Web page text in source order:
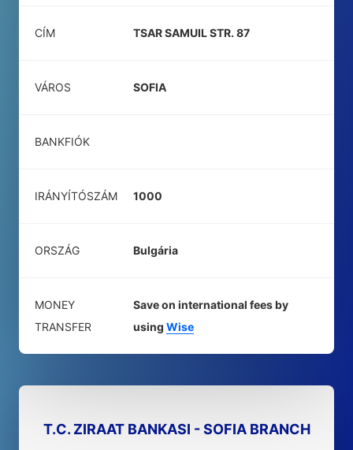
CÍM TSAR SAMUIL STR. 87
VÁROS SOFIA
BANKFIÓK
IRÁNYÍTÓSZÁM 1000
ORSZÁG Bulgária
MONEY
TRANSFER
Save on international fees by
using Wise
T.C. ZIRAAT BANKASI - SOFIA BRANCH